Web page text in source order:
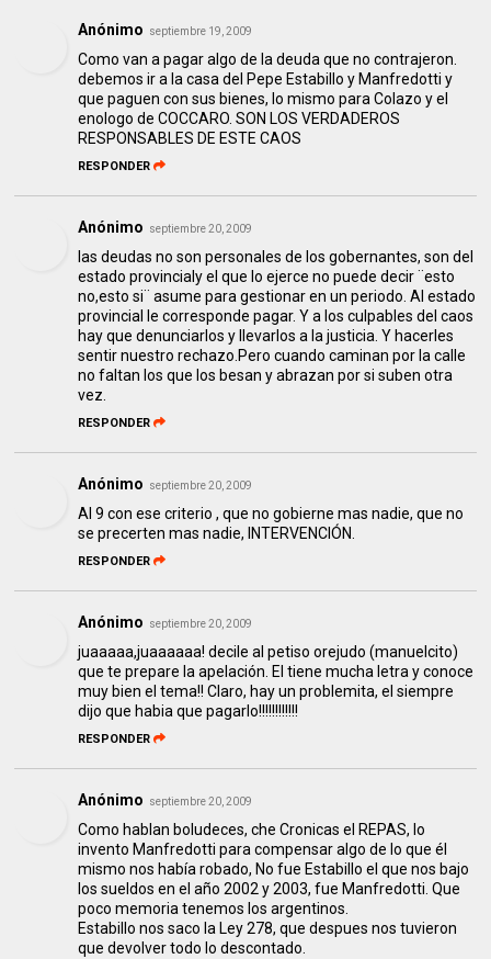
Anónimo septiembre 19, 2009
Como van a pagar algo de la deuda que no contrajeron.
debemos ir a la casa del Pepe Estabillo y Manfredotti y
que paguen con sus bienes, lo mismo para Colazo y el
enologo de COCCARO. SON LOS VERDADEROS
RESPONSABLES DE ESTE CAOS
RESPONDER
Anónimo septiembre 20, 2009
las deudas no son personales de los gobernantes, son del
estado provincialy el que lo ejerce no puede decir ¨esto
no,esto si¨ asume para gestionar en un periodo. Al estado
provincial le corresponde pagar. Y a los culpables del caos
hay que denunciarlos y llevarlos a la justicia. Y hacerles
sentir nuestro rechazo.Pero cuando caminan por la calle
no faltan los que los besan y abrazan por si suben otra
vez.
RESPONDER
Anónimo septiembre 20, 2009
Al 9 con ese criterio , que no gobierne mas nadie, que no
se precerten mas nadie, INTERVENCIÓN.
RESPONDER
Anónimo septiembre 20, 2009
juaaaaa,juaaaaaa! decile al petiso orejudo (manuelcito)
que te prepare la apelación. El tiene mucha letra y conoce
muy bien el tema!! Claro, hay un problemita, el siempre
dijo que habia que pagarlo!!!!!!!!!!!!
RESPONDER
Anónimo septiembre 20, 2009
Como hablan boludeces, che Cronicas el REPAS, lo
invento Manfredotti para compensar algo de lo que él
mismo nos había robado, No fue Estabillo el que nos bajo
los sueldos en el año 2002 y 2003, fue Manfredotti. Que
poco memoria tenemos los argentinos.
Estabillo nos saco la Ley 278, que despues nos tuvieron
que devolver todo lo descontado.